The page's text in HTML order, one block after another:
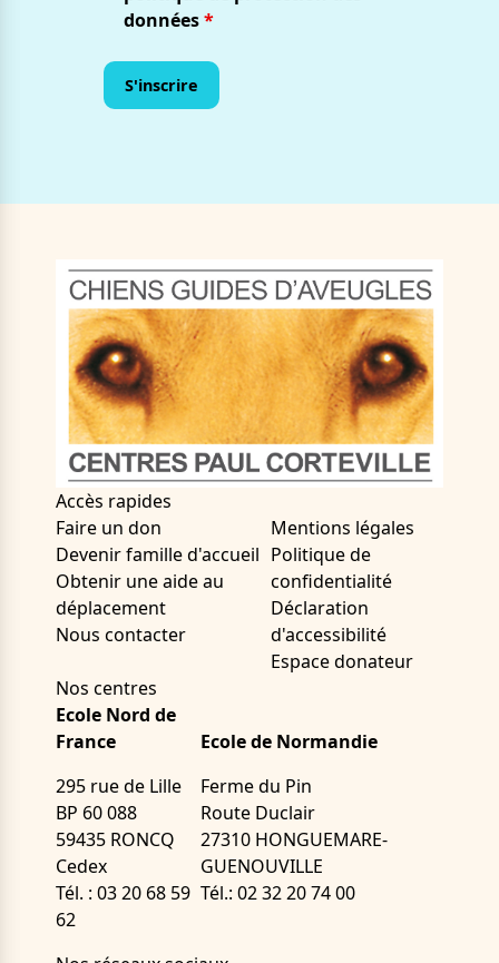
données*
Accès rapides
Faire un don
Devenir famille d'accueil
Obtenir une aide au
déplacement
Nous contacter
Mentions légales
Politique de
confidentialité
Déclaration
d'accessibilité
Espace donateur
Nos centres
Ecole Nord de
France
295 rue de Lille
BP 60 088
59435 RONCQ
Cedex
Tél. : 03 20 68 59
62
Ecole de Normandie
Ferme du Pin
Route Duclair
27310 HONGUEMARE-
GUENOUVILLE
Tél.: 02 32 20 74 00